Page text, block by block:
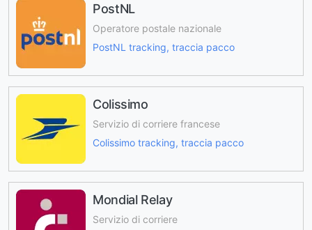
PostNL
Operatore postale nazionale
PostNL tracking, traccia pacco
Colissimo
Servizio di corriere francese
Colissimo tracking, traccia pacco
Mondial Relay
Servizio di corriere